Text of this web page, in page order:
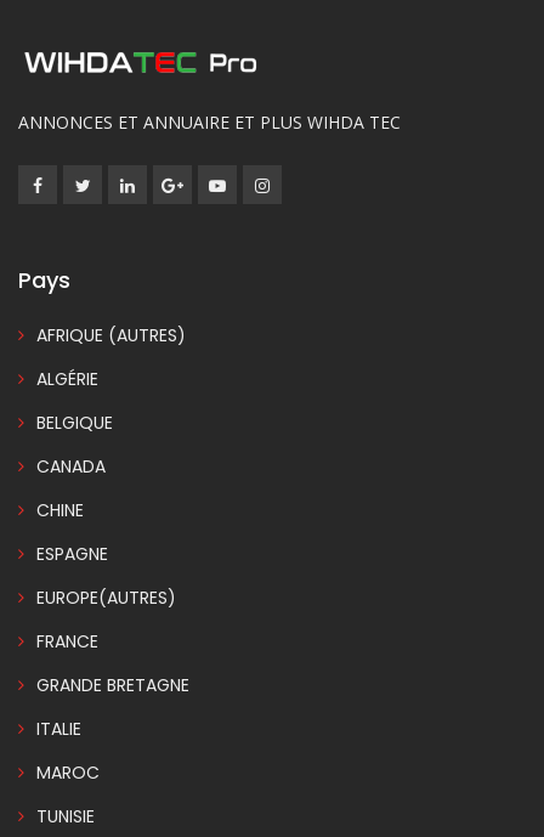
ANNONCES ET ANNUAIRE ET PLUS WIHDA TEC
Pays
AFRIQUE (AUTRES)
ALGÉRIE
BELGIQUE
CANADA
CHINE
ESPAGNE
EUROPE(AUTRES)
FRANCE
GRANDE BRETAGNE
ITALIE
MAROC
TUNISIE